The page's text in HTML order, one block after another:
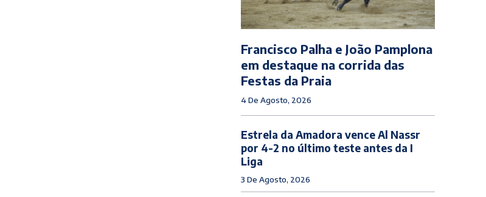
Francisco Palha e João Pamplona
em destaque na corrida das
Festas da Praia
4 De Agosto, 2026
Estrela da Amadora vence Al Nassr
por 4-2 no último teste antes da I
Liga
3 De Agosto, 2026